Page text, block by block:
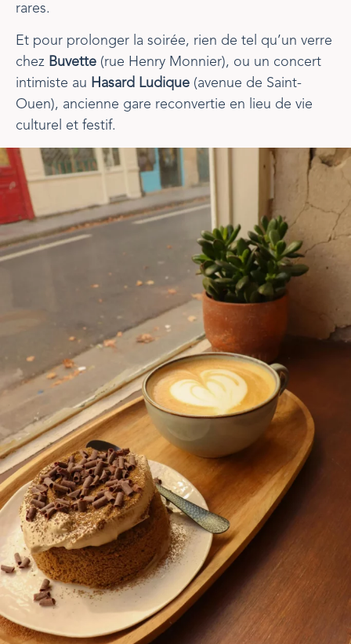
rares.
Et pour prolonger la soirée, rien de tel qu’un verre
chez Buvette (rue Henry Monnier), ou un concert
intimiste au Hasard Ludique (avenue de Saint-
Ouen), ancienne gare reconvertie en lieu de vie
culturel et festif.